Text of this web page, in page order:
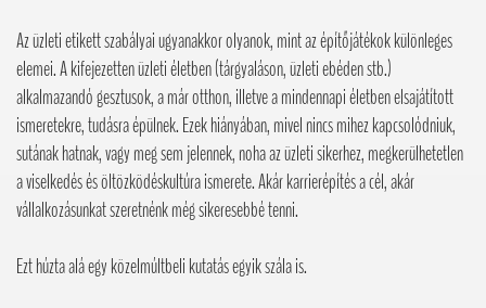
Az üzleti etikett szabályai ugyanakkor olyanok, mint az építőjátékok különleges
elemei. A kifejezetten üzleti életben (tárgyaláson, üzleti ebéden stb.)
alkalmazandó gesztusok, a már otthon, illetve a mindennapi életben elsajátított
ismeretekre, tudásra épülnek. Ezek hiányában, mivel nincs mihez kapcsolódniuk,
sutának hatnak, vagy meg sem jelennek, noha az üzleti sikerhez, megkerülhetetlen
a viselkedés és öltözködéskultúra ismerete. Akár karrierépítés a cél, akár
vállalkozásunkat szeretnénk még sikeresebbé tenni.
Ezt húzta alá egy közelmúltbeli kutatás egyik szála is.